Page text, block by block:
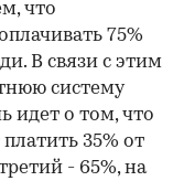
что
75%
В связи с этим
систему
идет о том, что
35% от
- 65%, на